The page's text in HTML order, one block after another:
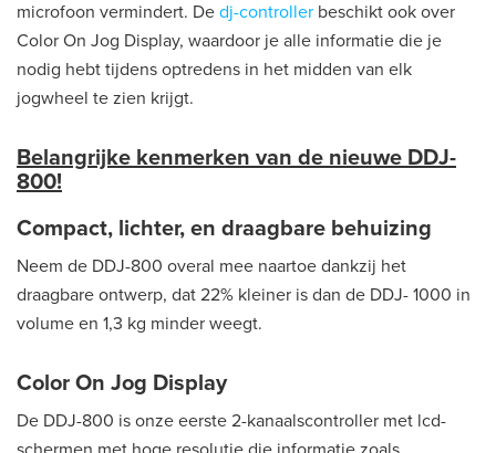
microfoon vermindert. De dj-controller beschikt ook over
Color On Jog Display, waardoor je alle informatie die je
nodig hebt tijdens optredens in het midden van elk
jogwheel te zien krijgt.
Belangrijke kenmerken van de nieuwe DDJ-
800!
Compact, lichter, en draagbare behuizing
Neem de DDJ-800 overal mee naartoe dankzij het
draagbare ontwerp, dat 22% kleiner is dan de DDJ- 1000 in
volume en 1,3 kg minder weegt.
Color On Jog Display
De DDJ-800 is onze eerste 2-kanaalscontroller met lcd-